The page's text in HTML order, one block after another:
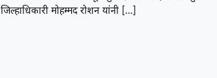
जिल्हाधिकारी मोहम्मद रोशन यांनी […]